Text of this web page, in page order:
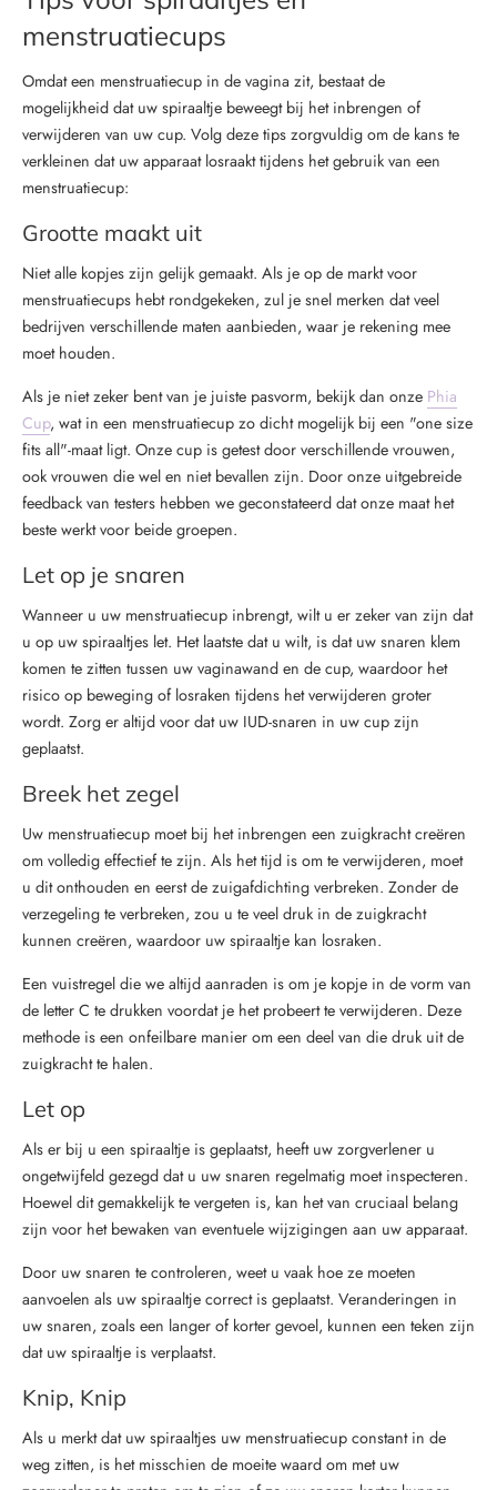
menstruatiecups
Omdat een menstruatiecup in de vagina zit, bestaat de
mogelijkheid dat uw spiraaltje beweegt bij het inbrengen of
verwijderen van uw cup. Volg deze tips zorgvuldig om de kans te
verkleinen dat uw apparaat losraakt tijdens het gebruik van een
menstruatiecup:
Grootte maakt uit
Niet alle kopjes zijn gelijk gemaakt. Als je op de markt voor
menstruatiecups hebt rondgekeken, zul je snel merken dat veel
bedrijven verschillende maten aanbieden, waar je rekening mee
moet houden.
Als je niet zeker bent van je juiste pasvorm, bekijk dan onze Phia
Cup, wat in een menstruatiecup zo dicht mogelijk bij een "one size
fits all"-maat ligt. Onze cup is getest door verschillende vrouwen,
ook vrouwen die wel en niet bevallen zijn. Door onze uitgebreide
feedback van testers hebben we geconstateerd dat onze maat het
beste werkt voor beide groepen.
Let op je snaren
Wanneer u uw menstruatiecup inbrengt, wilt u er zeker van zijn dat
u op uw spiraaltjes let. Het laatste dat u wilt, is dat uw snaren klem
komen te zitten tussen uw vaginawand en de cup, waardoor het
risico op beweging of losraken tijdens het verwijderen groter
wordt. Zorg er altijd voor dat uw IUD-snaren in uw cup zijn
geplaatst.
Breek het zegel
Uw menstruatiecup moet bij het inbrengen een zuigkracht creëren
om volledig effectief te zijn. Als het tijd is om te verwijderen, moet
u dit onthouden en eerst de zuigafdichting verbreken. Zonder de
verzegeling te verbreken, zou u te veel druk in de zuigkracht
kunnen creëren, waardoor uw spiraaltje kan losraken.
Een vuistregel die we altijd aanraden is om je kopje in de vorm van
de letter C te drukken voordat je het probeert te verwijderen. Deze
methode is een onfeilbare manier om een deel van die druk uit de
zuigkracht te halen.
Let op
Als er bij u een spiraaltje is geplaatst, heeft uw zorgverlener u
ongetwijfeld gezegd dat u uw snaren regelmatig moet inspecteren.
Hoewel dit gemakkelijk te vergeten is, kan het van cruciaal belang
zijn voor het bewaken van eventuele wijzigingen aan uw apparaat.
Door uw snaren te controleren, weet u vaak hoe ze moeten
aanvoelen als uw spiraaltje correct is geplaatst. Veranderingen in
uw snaren, zoals een langer of korter gevoel, kunnen een teken zijn
dat uw spiraaltje is verplaatst.
Knip, Knip
Als u merkt dat uw spiraaltjes uw menstruatiecup constant in de
weg zitten, is het misschien de moeite waard om met uw